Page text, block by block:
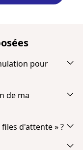
pour
pour un
de ma
juste après votre
votre boîte de
courrier
d'attente » ?
le plus